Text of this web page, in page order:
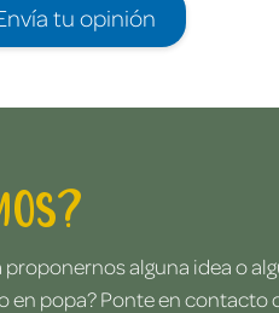
tu opinión
proponernos alguna idea o
en popa? Ponte en contacto